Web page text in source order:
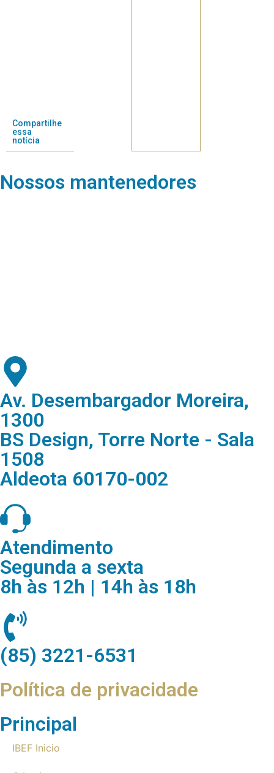
Compartilhe
essa
notícia
Nossos mantenedores
Av. Desembargador Moreira,
1300
BS Design, Torre Norte - Sala
1508
Aldeota 60170-002
Atendimento
Segunda a sexta
8h às 12h | 14h às 18h
(85) 3221-6531
Política de privacidade
Principal
IBEF Inicio